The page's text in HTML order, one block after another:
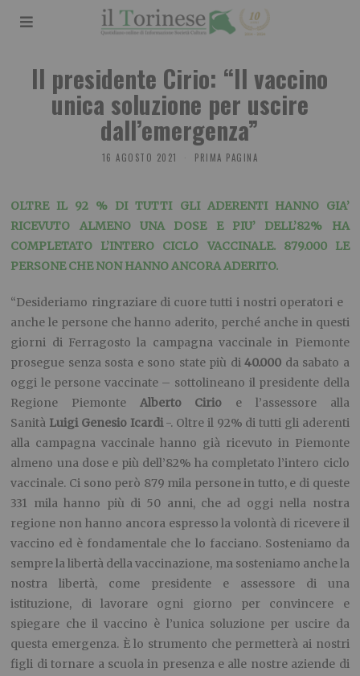
Il presidente Cirio: “Il vaccino
unica soluzione per uscire
dall’emergenza”
16 AGOSTO 2021 PRIMA PAGINA
OLTRE IL 92 % DI TUTTI GLI ADERENTI HANNO GIA’
RICEVUTO ALMENO UNA DOSE E PIU’ DELL’82% HA
COMPLETATO L’INTERO CICLO VACCINALE. 879.000 LE
PERSONE CHE NON HANNO ANCORA ADERITO.
“Desideriamo ringraziare di cuore tutti i nostri operatori e
anche le persone che hanno aderito, perché anche in questi
giorni di Ferragosto la campagna vaccinale in Piemonte
prosegue senza sosta e sono state più di40.000 da sabato a
oggi le persone vaccinate – sottolineano il presidente della
Regione Piemonte Alberto Cirio e l’assessore alla
Sanità Luigi Genesio Icardi-. Oltre il 92% di tutti gli aderenti
alla campagna vaccinale hanno già ricevuto in Piemonte
almeno una dose e più dell’82% ha completato l’intero ciclo
vaccinale. Ci sono però 879 mila persone in tutto, e di queste
331 mila hanno più di 50 anni, che ad oggi nella nostra
regione non hanno ancora espresso la volontà di ricevere il
vaccino ed è fondamentale che lo facciano. Sosteniamo da
sempre la libertà della vaccinazione, ma sosteniamo anche la
nostra libertà, come presidente e assessore di una
istituzione, di lavorare ogni giorno per convincere e
spiegare che il vaccino è l’unica soluzione per uscire da
questa emergenza. È lo strumento che permetterà ai nostri
figli di tornare a scuola in presenza e alle nostre aziende di